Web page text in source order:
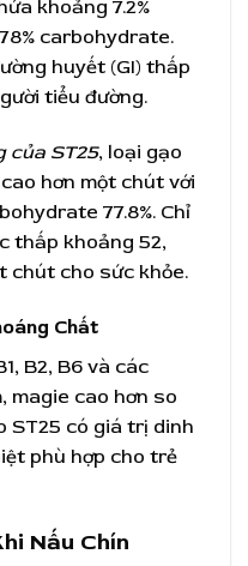
khoảng 7.2%
carbohydrate.
huyết (GI) thấp
tiểu đường.
của ST25, loại gạo
hơn một chút với
77.8%. Chỉ
thấp khoảng 52,
chút cho sức khỏe.
Chất
B2, B6 và các
magie cao hơn so
ST25 có giá trị dinh
phù hợp cho trẻ
Nấu Chín